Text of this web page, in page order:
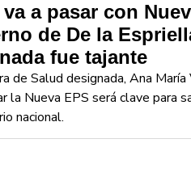
a pasar con
de De la
fue tajante
de Salud designada, Ana
la Nueva EPS será clave para
nacional.